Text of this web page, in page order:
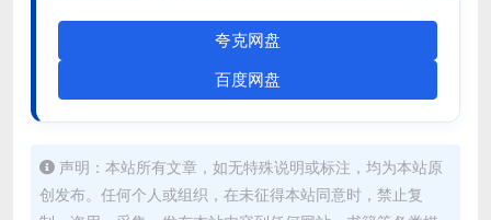
夸克网盘
百度网盘
声明：本站所有文章，如无特殊说明或标注，均为本站原
创发布。任何个人或组织，在未征得本站同意时，禁止复